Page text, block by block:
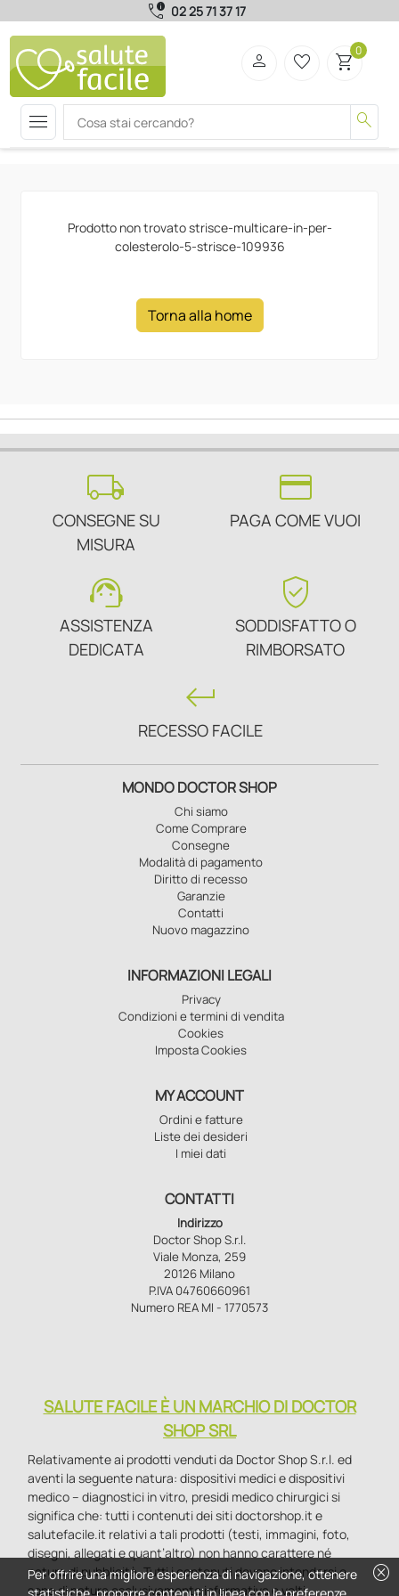
call_quality 02 25 71 37 17
menu search
person favorite_border shopping_cart0
Prodotto non trovato strisce-multicare-in-per-
colesterolo-5-strisce-109936
Torna alla home
local_shipping
CONSEGNE SU
MISURA
credit_card
PAGA COME VUOI
support_agent
ASSISTENZA
DEDICATA
verified_user
SODDISFATTO O
RIMBORSATO
keyboard_return
RECESSO FACILE
MONDO DOCTOR SHOP
Chi siamo
Come Comprare
Consegne
Modalità di pagamento
Diritto di recesso
Garanzie
Contatti
Nuovo magazzino
INFORMAZIONI LEGALI
Privacy
Condizioni e termini di vendita
Cookies
Imposta Cookies
MY ACCOUNT
Ordini e fatture
Liste dei desideri
I miei dati
CONTATTI
Indirizzo
Doctor Shop S.r.l.
Viale Monza, 259
20126 Milano
P.IVA 04760660961
Numero REA MI - 1770573
SALUTE FACILE È UN MARCHIO DI DOCTOR
SHOP SRL
Relativamente ai prodotti venduti da Doctor Shop S.r.l. ed
aventi la seguente natura: dispositivi medici e dispositivi
medico – diagnostici in vitro, presidi medico chirurgici si
significa che: tutti i contenuti dei siti doctorshop.it e
salutefacile.it relativi a tali prodotti (testi, immagini, foto,
disegni, allegati e quant’altro) non hanno carattere né
natura di pubblicità. Tutti i contenuti devono intendersi e
sono di natura esclusivamente informativa e volti
cancel
Per offrire una migliore esperienza di navigazione, ottenere